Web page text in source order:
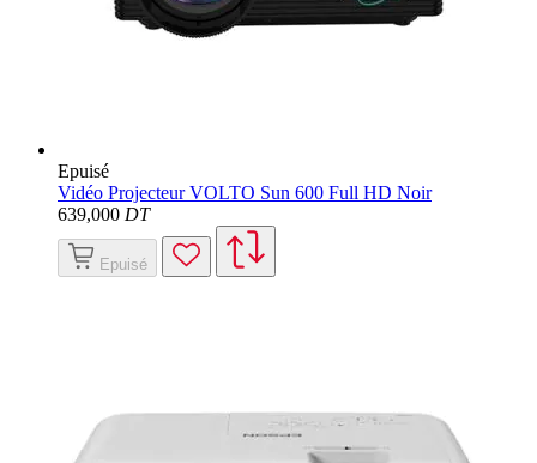
Epuisé
Vidéo Projecteur VOLTO Sun 600 Full HD Noir
639,000 DT
Epuisé